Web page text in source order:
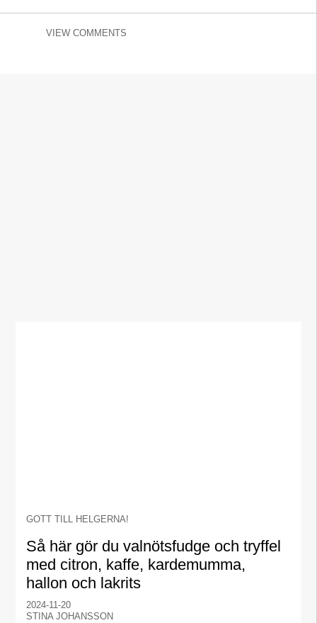
VIEW COMMENTS
GOTT TILL HELGERNA!
Så här gör du valnötsfudge och tryffel
med citron, kaffe, kardemumma,
hallon och lakrits
2024-11-20
STINA JOHANSSON